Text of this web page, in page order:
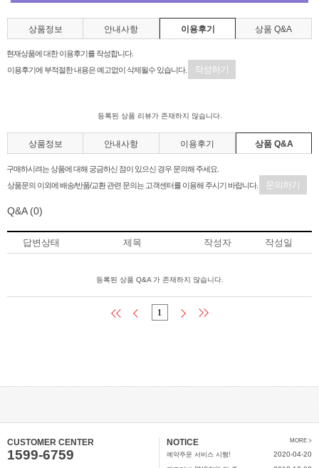
상품정보 안내사항 이용후기 상품 Q&A
현재상품에 대한 이용후기를 작성합니다.
이용후기에 부적절한 내용은 예고없이 삭제될수 있습니다.
작성하기
등록된 상품 리뷰가 존재하지 않습니다.
상품정보 안내사항 이용후기 상품 Q&A
구매하시려는 상품에 대해 궁금하신 점이 있으신 경우 문의해 주세요.
상품문의 이외에 배송/반품/교환 관련 문의는 고객센터를 이용해 주시기 바랍니다.
문의하기
Q&A (0)
답변상태 제목 작성자 작성일
등록된 상품 Q&A 가 존재하지 않습니다.
1
CUSTOMER CENTER
1599-6759
NOTICE MORE >
예약주문 서비스 시행! 2020-04-20